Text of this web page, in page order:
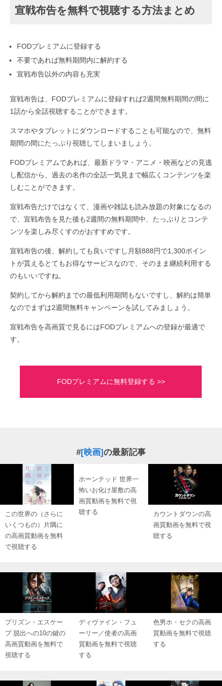
宣戦布告を無料で視聴する方法まとめ
FODプレミアムに登録する
不要であれば無料期間内に解約する
宣戦布告以外の内容も充実
宣戦布告は、FODプレミアムに登録すれば2週間無料期間の間に
1話から全話視聴することができます。
スマホやタブレットにダウンロードすることも可能なので、無料
期間の間にたっぷり視聴してしまいましょう。
FODプレミアムであれば、最新ドラマ・アニメ・映画などの見逃
し配信から、過去の名作の全話一気見まで幅広くコンテンツを楽
しむことができます。
宣戦布告だけではなくて、漫画や雑誌も読み放題の対象になるの
で、宣戦布告を見た後も2週間の無料期間中、たっぷりとコンテ
ンツを楽しみ尽くすのがおすすめです。
宣戦布告の後、解約しても良いですし月額888円で1,300ポイン
トが貰えるとてもお得なサービスなので、そのまま継続利用する
のもいいですね。
契約してから解約までの最低利用期間もないですし、解約は簡単
なのでまずは2週間無料キャンペーンを試してみましょう。
宣戦布告を高画質で見るにはFODプレミアムへの登録が最適で
す。
FODプレミアムに無料登録する >>
#[映画]の最新記事
この世界の（さらに
いくつもの）片隅に
の高画質動画を無料
で視聴する
ホーンテッド 世界一
怖いお化け屋敷の高
画質動画を無料で視
聴する
カウントダウンの高
画質動画を無料で視
聴する
プリズン・エスケー
プ 脱出への10の鍵の
高画質動画を無料で
視聴する
ディヴァイン・フュ
ーリー／使者の高画
質動画を無料で視聴
する
色男ホ・セクの高画
質動画を無料で視聴
する